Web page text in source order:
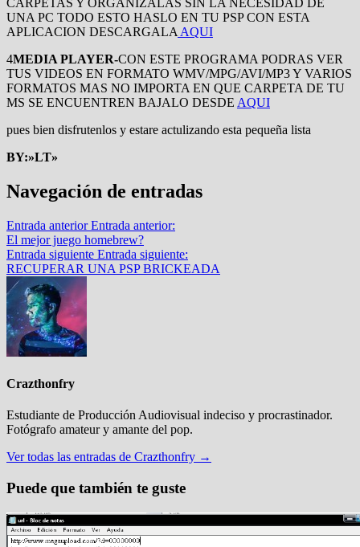
UNA PC TODO ESTO HASLO EN TU PSP CON ESTA
APLICACION DESCARGALA AQUI
4MEDIA PLAYER-CON ESTE PROGRAMA PODRAS VER
TUS VIDEOS EN FORMATO WMV/MPG/AVI/MP3 Y VARIOS
FORMATOS MAS NO IMPORTA EN QUE CARPETA DE TU
MS SE ENCUENTREN BAJALO DESDE AQUI
pues bien disfrutenlos y estare actulizando esta pequeña lista
BY:»LT»
Navegación de entradas
Entrada anterior Entrada anterior:
El mejor juego homebrew?
Entrada siguiente Entrada siguiente:
RECUPERAR UNA PSP BRICKEADA
Crazthonfry
Estudiante de Producción Audiovisual indeciso y procrastinador.
Fotógrafo amateur y amante del pop.
Ver todas las entradas de Crazthonfry →
Puede que también te guste